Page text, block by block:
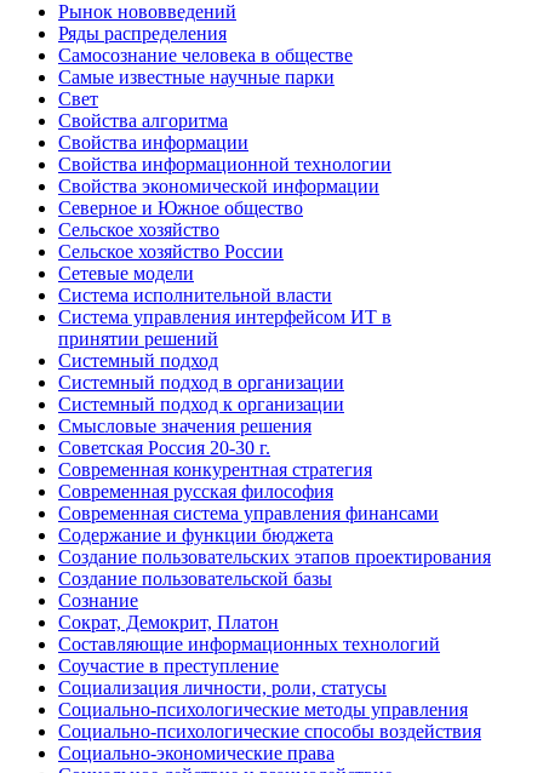
Рынок нововведений
Ряды распределения
Самосознание человека в обществе
Самые известные научные парки
Свет
Свойства алгоритма
Свойства информации
Свойства информационной технологии
Свойства экономической информации
Северное и Южное общество
Сельское хозяйство
Сельское хозяйство России
Сетевые модели
Система исполнительной власти
Система управления интерфейсом ИТ в
принятии решений
Системный подход
Системный подход в организации
Системный подход к организации
Смысловые значения решения
Советская Россия 20-30 г.
Современная конкурентная стратегия
Современная русская философия
Современная система управления финансами
Содержание и функции бюджета
Создание пользовательских этапов проектирования
Создание пользовательской базы
Сознание
Сократ, Демокрит, Платон
Составляющие информационных технологий
Соучастие в преступление
Социализация личности, роли, статусы
Социально-психологические методы управления
Социально-психологические способы воздействия
Социально-экономические права